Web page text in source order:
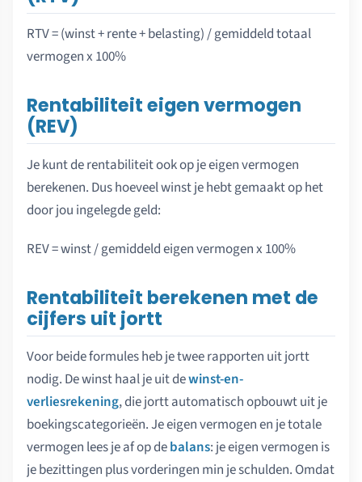
RTV = (winst + rente + belasting) / gemiddeld totaal
vermogen x 100%
Rentabiliteit eigen vermogen
(REV)
Je kunt de rentabiliteit ook op je eigen vermogen
berekenen. Dus hoeveel winst je hebt gemaakt op het
door jou ingelegde geld:
REV = winst / gemiddeld eigen vermogen x 100%
Rentabiliteit berekenen met de
cijfers uit jortt
Voor beide formules heb je twee rapporten uit jortt
nodig. De winst haal je uit dewinst-en-
verliesrekening, die jortt automatisch opbouwt uit je
boekingscategorieën. Je eigen vermogen en je totale
vermogen lees je af op debalans: je eigen vermogen is
je bezittingen plus vorderingen min je schulden. Omdat